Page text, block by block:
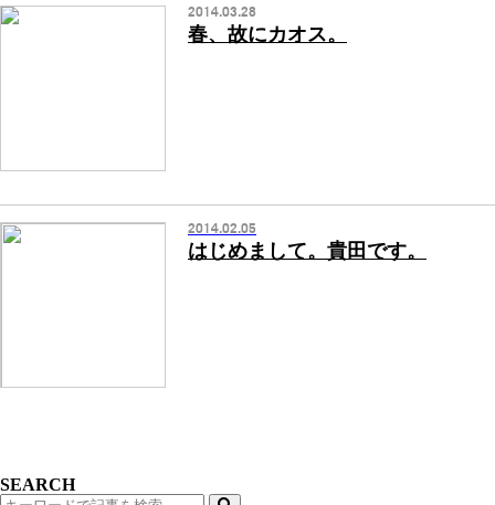
2014.03.28
春、故にカオス。
2014.02.05
はじめまして。貴田です。
SEARCH
検